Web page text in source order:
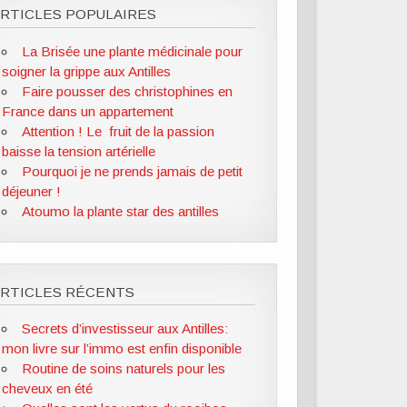
POPULAIRES
La Brisée une plante médicinale pour
soigner la grippe aux Antilles
Faire pousser des christophines en
France dans un appartement
Attention ! Le fruit de la passion
baisse la tension artérielle
Pourquoi je ne prends jamais de petit
déjeuner !
Atoumo la plante star des antilles
RÉCENTS
Secrets d’investisseur aux Antilles:
mon livre sur l’immo est enfin disponible
Routine de soins naturels pour les
cheveux en été